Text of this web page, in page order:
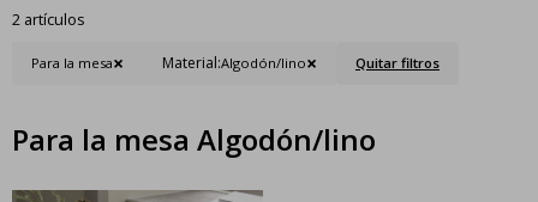
2 artículos
Para la mesa Material:Algodón/lino Quitar filtros
Para la mesa Algodón/lino